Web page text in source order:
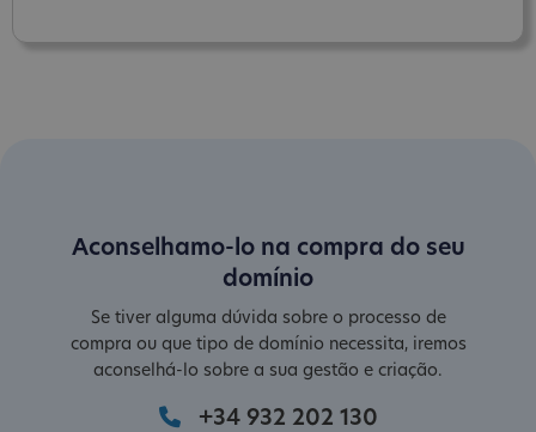
Aconselhamo-lo na compra do seu
domínio
Se tiver alguma dúvida sobre o processo de
compra ou que tipo de domínio necessita, iremos
aconselhá-lo sobre a sua gestão e criação.
+34 932 202 130